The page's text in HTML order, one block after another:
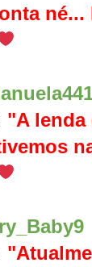
"A lenda